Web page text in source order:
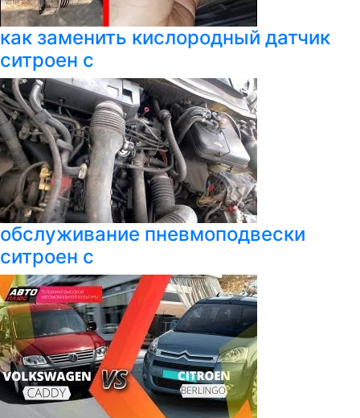
как заменить кислородный датчик
ситроен с
обслуживание пневмоподвески
ситроен с